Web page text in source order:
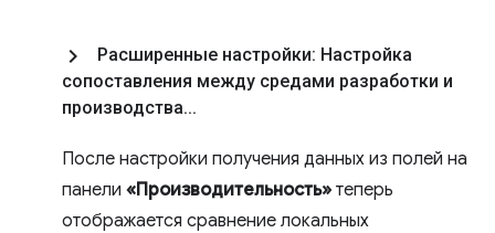
Расширенные настройки: Настройка
сопоставления между средами разработки и
производства...
После настройки получения данных из полей на
панели «Производительность» теперь
отображается сравнение локальных